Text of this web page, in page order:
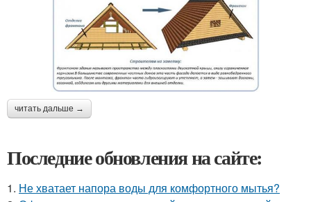
читать дальше →
Последние обновления на сайте:
1. Не хватает напора воды для комфортного мытья?